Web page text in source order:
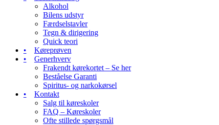
Alkohol
Bilens udstyr
Færdselstavler
Tegn & dirigering
Quick teori
Køreprøven
Generhverv
Frakendt kørekortet – Se her
Beståelse Garanti
Spiritus- og narkokørsel
Kontakt
Salg til køreskoler
FAQ – Køreskoler
Ofte stillede spørgsmål